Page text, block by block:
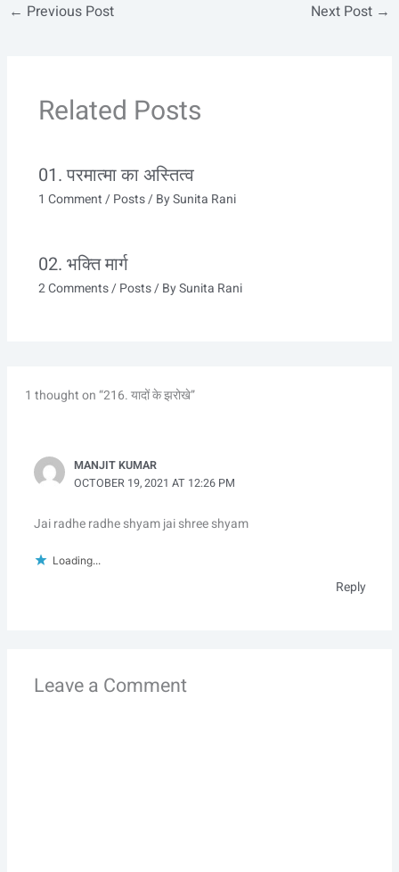
← Previous Post Next Post →
Related Posts
01. परमात्मा का अस्तित्व
1 Comment/Posts/ BySunita Rani
02. भक्ति मार्ग
2 Comments/Posts/ BySunita Rani
1 thought on “216. यादों के झरोखे”
MANJIT KUMAR
OCTOBER 19, 2021 AT 12:26 PM
Jai radhe radhe shyam jai shree shyam
Loading...
Reply
Leave a Comment